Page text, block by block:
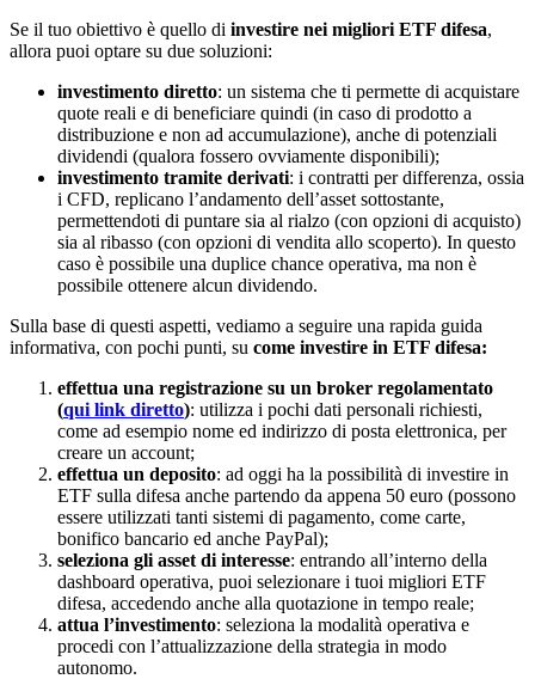
Se il tuo obiettivo è quello di investire nei migliori ETF difesa,
allora puoi optare su due soluzioni:
investimento diretto: un sistema che ti permette di acquistare
quote reali e di beneficiare quindi (in caso di prodotto a
distribuzione e non ad accumulazione), anche di potenziali
dividendi (qualora fossero ovviamente disponibili);
investimento tramite derivati: i contratti per differenza, ossia
i CFD, replicano l’andamento dell’asset sottostante,
permettendoti di puntare sia al rialzo (con opzioni di acquisto)
sia al ribasso (con opzioni di vendita allo scoperto). In questo
caso è possibile una duplice chance operativa, ma non è
possibile ottenere alcun dividendo.
Sulla base di questi aspetti, vediamo a seguire una rapida guida
informativa, con pochi punti, su come investire in ETF difesa:
effettua una registrazione su un broker regolamentato
(qui link diretto): utilizza i pochi dati personali richiesti,
come ad esempio nome ed indirizzo di posta elettronica, per
creare un account;
effettua un deposito: ad oggi ha la possibilità di investire in
ETF sulla difesa anche partendo da appena 50 euro (possono
essere utilizzati tanti sistemi di pagamento, come carte,
bonifico bancario ed anche PayPal);
seleziona gli asset di interesse: entrando all’interno della
dashboard operativa, puoi selezionare i tuoi migliori ETF
difesa, accedendo anche alla quotazione in tempo reale;
attua l’investimento: seleziona la modalità operativa e
procedi con l’attualizzazione della strategia in modo
autonomo.